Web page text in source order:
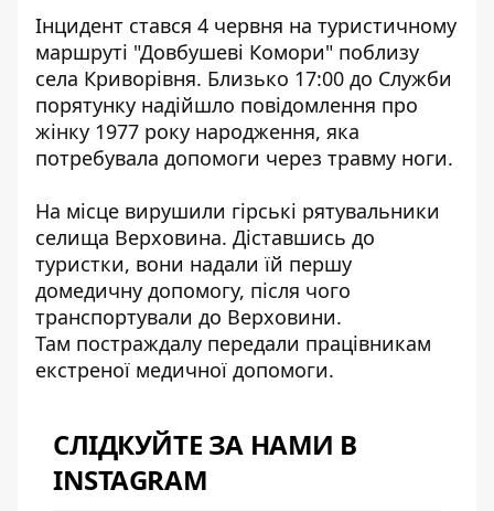
Інцидент стався 4 червня на туристичному
маршруті "Довбушеві Комори" поблизу
села Криворівня. Близько 17:00 до Служби
порятунку надійшло повідомлення про
жінку 1977 року народження, яка
потребувала допомоги через травму ноги.
На місце вирушили гірські рятувальники
селища Верховина. Діставшись до
туристки, вони надали їй першу
домедичну допомогу, після чого
транспортували до Верховини.
Там постраждалу передали працівникам
екстреної медичної допомоги.
СЛІДКУЙТЕ ЗА НАМИ В
INSTAGRAM